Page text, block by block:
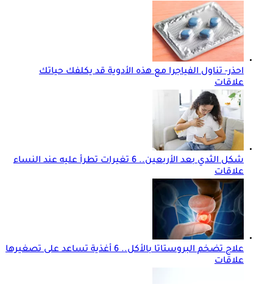
احذر- تناول الفياجرا مع هذه الأدوية قد يكلفك حياتك
علاقات
شكل الثدي بعد الأربعين.. 6 تغيرات تطرأ عليه عند النساء
علاقات
علاج تضخم البروستاتا بالأكل.. 6 أغذية تساعد على تصغيرها
علاقات